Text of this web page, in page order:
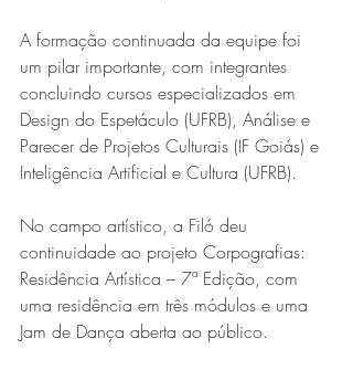
A formação continuada da equipe foi
um pilar importante, com integrantes
concluindo cursos especializados em
Design do Espetáculo (UFRB), Análise e
Parecer de Projetos Culturais (IF Goiás) e
Inteligência Artificial e Cultura (UFRB).
No campo artístico, a Filó deu
continuidade ao projeto Corpografias:
Residência Artística – 7ª Edição, com
uma residência em três módulos e uma
Jam de Dança aberta ao público.